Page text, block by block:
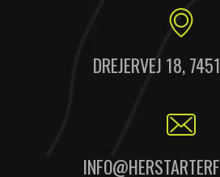
DREJERVEJ 18,